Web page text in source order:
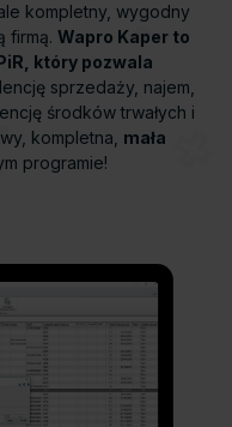
kompletny, wygodny
firmą. Wapro Kaper to
który pozwala
sprzedaży, najem,
środków trwałych i
kompletna, mała
programie!